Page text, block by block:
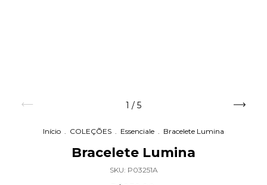
1 / 5
Início . COLEÇÕES . Essenciale . Bracelete Lumina
Bracelete Lumina
SKU: P03251A